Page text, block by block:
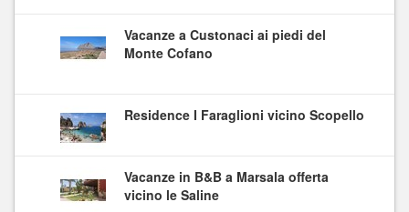
Vacanze a Custonaci ai piedi del
Monte Cofano
Residence I Faraglioni vicino Scopello
Vacanze in B&B a Marsala offerta
vicino le Saline